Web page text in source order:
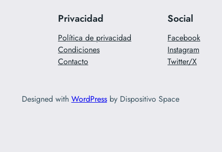
Privacidad
Política de privacidad
Condiciones
Contacto
Social
Facebook
Instagram
Twitter/X
Designed with WordPressby Dispositivo Space